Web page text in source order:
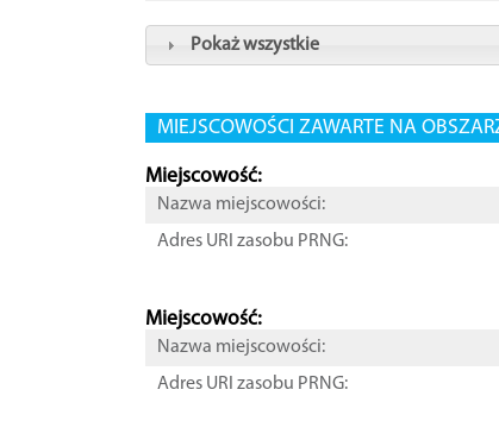
Pokaż wszystkie
MIEJSCOWOŚCI ZAWARTE NA
Miejscowość:
Nazwa miejscowości:
Adres URI zasobu PRNG:
Miejscowość:
Nazwa miejscowości:
Adres URI zasobu PRNG: